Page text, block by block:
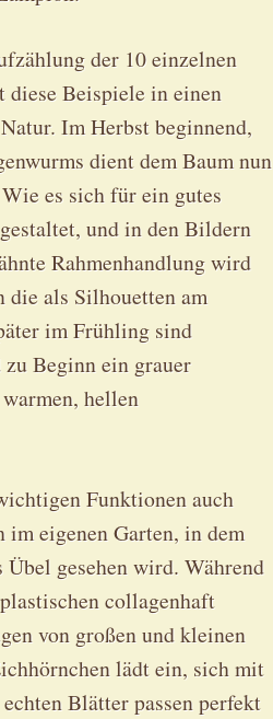
der 10 einzelnen
diese Beispiele in einen
Im Herbst beginnend,
dient dem Baum nun
es sich für ein gutes
und in den Bildern
Rahmenhandlung wird
als Silhouetten am
im Frühling sind
Beginn ein grauer
hellen
Funktionen auch
eigenen Garten, in dem
gesehen wird. Während
collagenhaft
von großen und kleinen
lädt ein, sich mit
Blätter passen perfekt